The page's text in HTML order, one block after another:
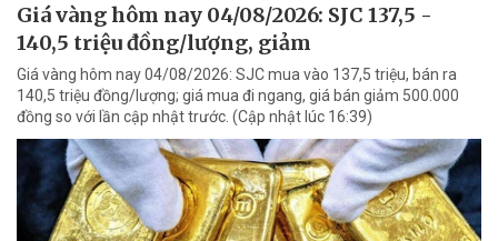
Giá vàng hôm nay 04/08/2026: SJC 137,5 -
140,5 triệu đồng/lượng, giảm
Giá vàng hôm nay 04/08/2026: SJC mua vào 137,5 triệu, bán ra
140,5 triệu đồng/lượng; giá mua đi ngang, giá bán giảm 500.000
đồng so với lần cập nhật trước. (Cập nhật lúc 16:39)